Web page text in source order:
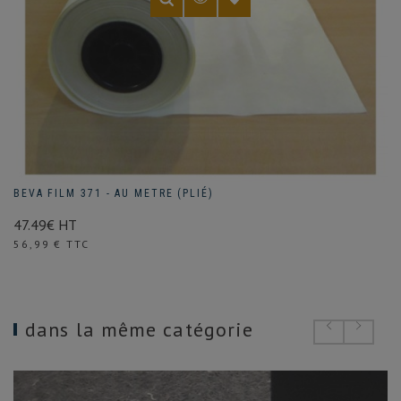
BEVA FILM 371 - AU METRE (PLIÉ)
47.49€ HT
Prix
56,99 € TTC
dans la même catégorie